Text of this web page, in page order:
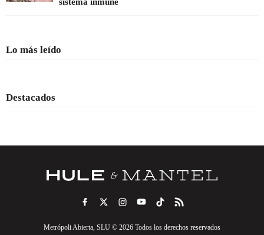
Lo más leído
Destacados
Metrópoli Abierta, SLU © 2026 Todos los derechos reservados